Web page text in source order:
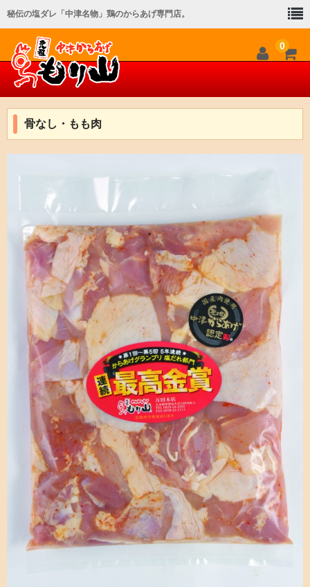
秘伝の塩ダレ「中津名物」鶏のからあげ専門店。
0
ホーム
店舗一覧
会社概要
オンラインショップ
メディア紹介
お問い合わせ
骨なし・もも肉